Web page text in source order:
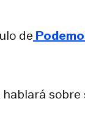
de